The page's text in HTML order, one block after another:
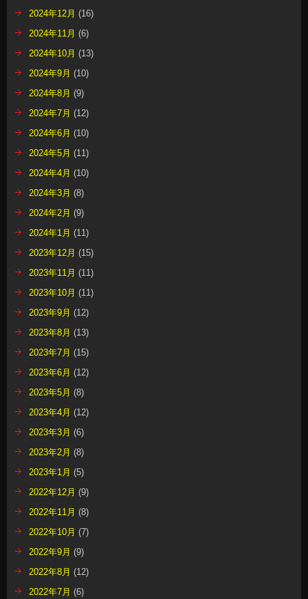
2024年12月 (16)
2024年11月 (6)
2024年10月 (13)
2024年9月 (10)
2024年8月 (9)
2024年7月 (12)
2024年6月 (10)
2024年5月 (11)
2024年4月 (10)
2024年3月 (8)
2024年2月 (9)
2024年1月 (11)
2023年12月 (15)
2023年11月 (11)
2023年10月 (11)
2023年9月 (12)
2023年8月 (13)
2023年7月 (15)
2023年6月 (12)
2023年5月 (8)
2023年4月 (12)
2023年3月 (6)
2023年2月 (8)
2023年1月 (5)
2022年12月 (9)
2022年11月 (8)
2022年10月 (7)
2022年9月 (9)
2022年8月 (12)
2022年7月 (6)